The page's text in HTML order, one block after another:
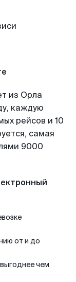
из Орла
каждую
рейсов и 10
самая
9000
от и до
чем